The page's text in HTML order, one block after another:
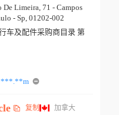
De Limeira, 71 - Campos
- Sp, 01202-002
车及配件采购商目录 第
复制 加拿大